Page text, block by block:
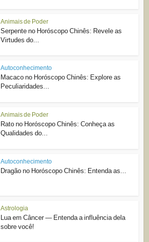
Animais de Poder
Serpente no Horóscopo Chinês: Revele as
Virtudes do...
Autoconhecimento
Macaco no Horóscopo Chinês: Explore as
Peculiaridades...
Animais de Poder
Rato no Horóscopo Chinês: Conheça as
Qualidades do...
Autoconhecimento
Dragão no Horóscopo Chinês: Entenda as...
Astrologia
Lua em Câncer — Entenda a influência dela
sobre você!